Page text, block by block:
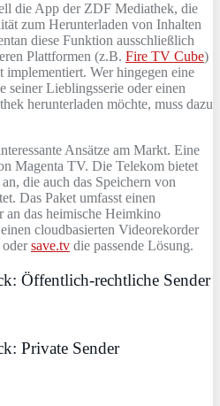
die App der ZDF Mediathek, die
zum Herunterladen von Inhalten
diese Funktion ausschließlich
Plattformen (z.B. Fire TV Cube)
implementiert. Wer hingegen eine
seiner Lieblingsserie oder einen
herunterladen möchte, muss dazu
Ansätze am Markt. Eine
Magenta TV. Die Telekom bietet
die auch das Speichern von
Das Paket umfasst einen
an das heimische Heimkino
cloudbasierten Videorekorder
odersave.tv die passende Lösung.
Öffentlich-rechtliche Sender
Private Sender